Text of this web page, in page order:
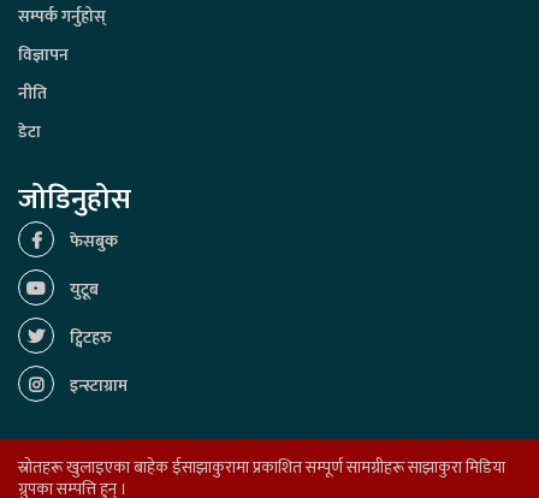
सम्पर्क गर्नुहोस्
विज्ञापन
नीति
डेटा
जोडिनुहोस
फेसबुक
युटूब
ट्विटहरु
इन्स्टाग्राम
स्रोतहरू खुलाइएका बाहेक ईसाझाकुरामा प्रकाशित सम्पूर्ण सामग्रीहरू साझाकुरा मिडिया
ग्रुपका सम्पत्ति हुन् ।